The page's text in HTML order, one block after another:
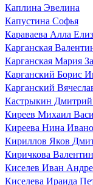
Каплина Эвелина
Капустина Софья
Караваева Алла
Карганская
Карганская Мария
Карганский Борис
Карганский
Кастрыкин Дмитрий
Киреев Михаил
Киреева Нина
Кириллов Яков
Киричкова
Киселев Иван
Киселева Ираида